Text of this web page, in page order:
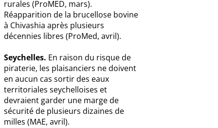
rurales (ProMED, mars).
Réapparition de la brucellose bovine
à Chivashia après plusieurs
décennies libres (ProMed, avril).
Seychelles. En raison du risque de
piraterie, les plaisanciers ne doivent
en aucun cas sortir des eaux
territoriales seychelloises et
devraient garder une marge de
sécurité de plusieurs dizaines de
milles (MAE, avril).